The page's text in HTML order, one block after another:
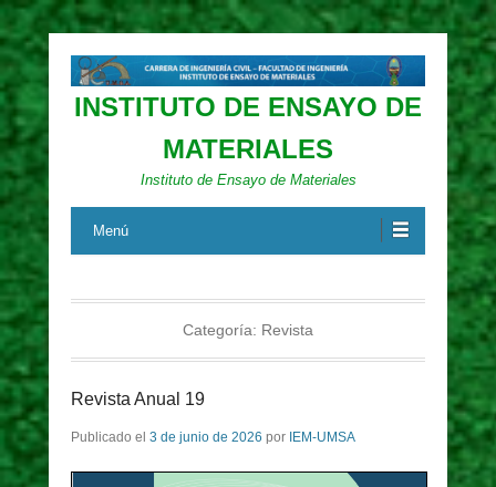
INSTITUTO DE ENSAYO DE
MATERIALES
Instituto de Ensayo de Materiales
Menú
Categoría: Revista
Revista Anual 19
Publicado el 3 de junio de 2026 por IEM-UMSA